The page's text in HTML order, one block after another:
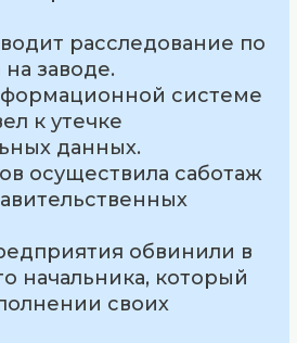
расследование по
заводе.
системе
к утечке
данных.
осуществила саботаж
обвинили в
начальника, который
своих